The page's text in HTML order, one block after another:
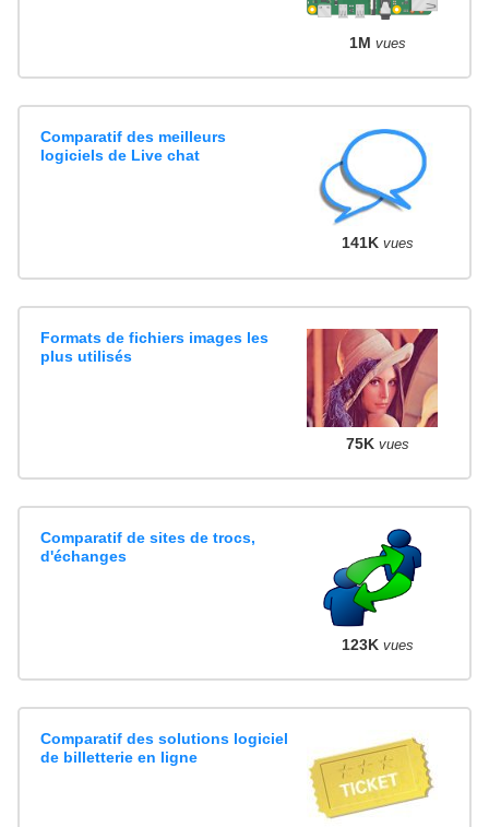
1M vues
Comparatif des meilleurs
logiciels de Live chat
141K vues
Formats de fichiers images les
plus utilisés
75K vues
Comparatif de sites de trocs,
d'échanges
123K vues
Comparatif des solutions logiciel
de billetterie en ligne